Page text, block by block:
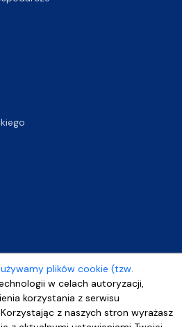
używamy plików cookie (tzw.
w celach autoryzacji,
korzystania z serwisu
z naszych stron wyrażasz